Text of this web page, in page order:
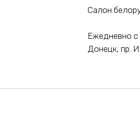
Салон
Ежедневно с
Донецк, пр.